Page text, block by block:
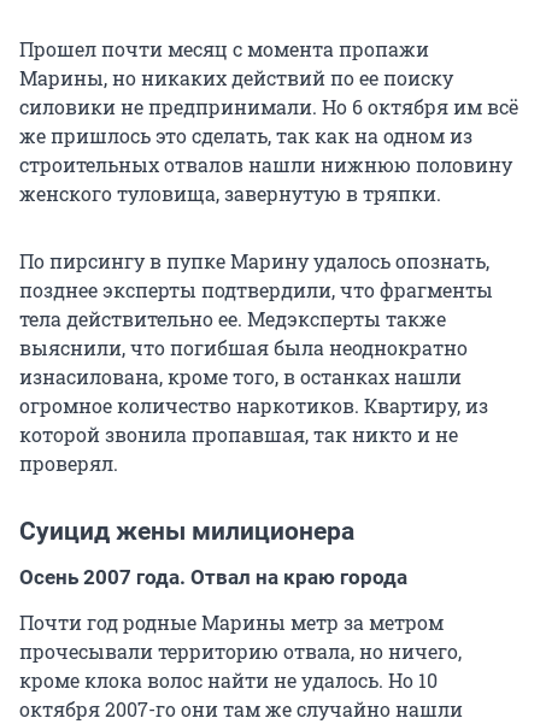
Прошел почти месяц с момента пропажи
Марины, но никаких действий по ее поиску
силовики не предпринимали. Но 6 октября им всё
же пришлось это сделать, так как на одном из
строительных отвалов нашли нижнюю половину
женского туловища, завернутую в тряпки.
По пирсингу в пупке Марину удалось опознать,
позднее эксперты подтвердили, что фрагменты
тела действительно ее. Медэксперты также
выяснили, что погибшая была неоднократно
изнасилована, кроме того, в останках нашли
огромное количество наркотиков. Квартиру, из
которой звонила пропавшая, так никто и не
проверял.
Суицид жены милиционера
Осень 2007 года. Отвал на краю города
Почти год родные Марины метр за метром
прочесывали территорию отвала, но ничего,
кроме клока волос найти не удалось. Но 10
октября 2007-го они там же случайно нашли